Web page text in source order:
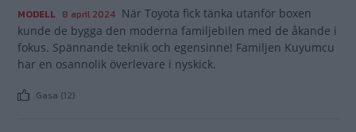
MODELL 8 april 2024 När Toyota fick tänka utanför boxen
kunde de bygga den moderna familjebilen med de åkande i
fokus. Spännande teknik och egensinne! Familjen Kuyumcu
har en osannolik överlevare i nyskick.
Gasa (12)